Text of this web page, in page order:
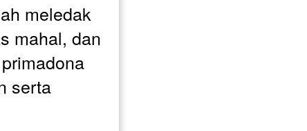
meledak
mahal, dan
serta